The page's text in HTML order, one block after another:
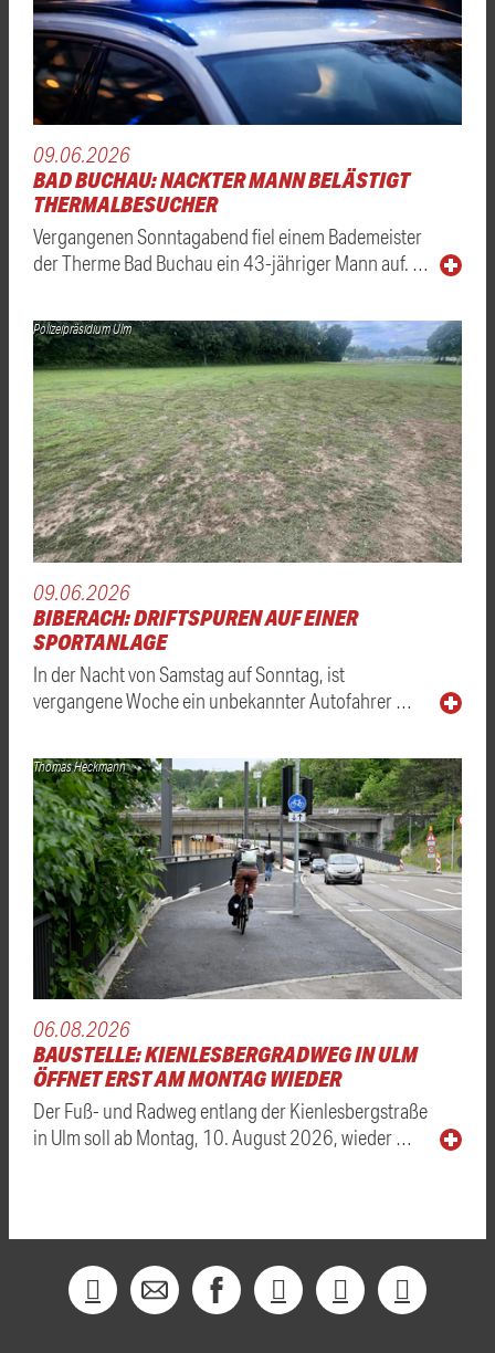
09.06.2026
BAD BUCHAU: NACKTER MANN BELÄSTIGT
THERMALBESUCHER
Vergangenen Sonntagabend fiel einem Bademeister
der Therme Bad Buchau ein 43-jähriger Mann auf. …
Polizeipräsidium Ulm
09.06.2026
BIBERACH: DRIFTSPUREN AUF EINER
SPORTANLAGE
In der Nacht von Samstag auf Sonntag, ist
vergangene Woche ein unbekannter Autofahrer …
Thomas Heckmann
06.08.2026
BAUSTELLE: KIENLESBERGRADWEG IN ULM
ÖFFNET ERST AM MONTAG WIEDER
Der Fuß- und Radweg entlang der Kienlesbergstraße
in Ulm soll ab Montag, 10. August 2026, wieder …